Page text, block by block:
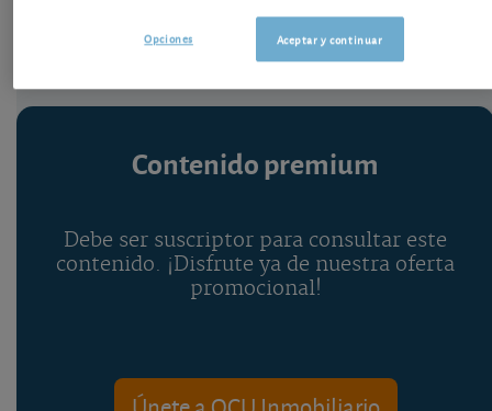
Contenido premium
Debe ser suscriptor para consultar este
contenido. ¡Disfrute ya de nuestra oferta
promocional!
Aceptar y continuar
Opciones